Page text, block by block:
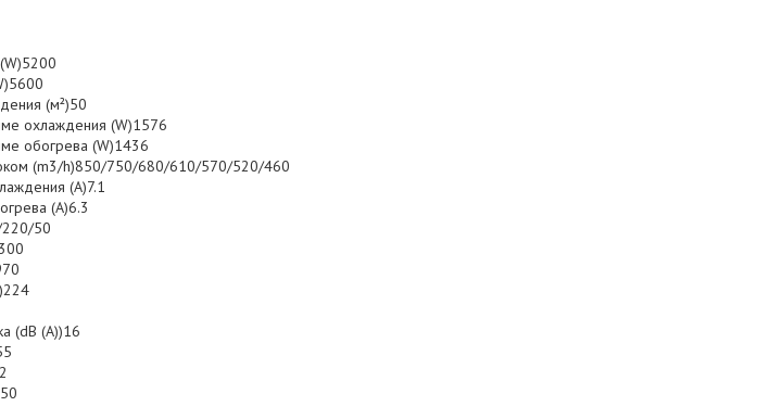
(м²)50
охлаждения (W)1576
обогрева (W)1436
(m3/h)850/750/680/610/570/520/460
(A)7.1
(A)6.3
220/50
(dB (A))16